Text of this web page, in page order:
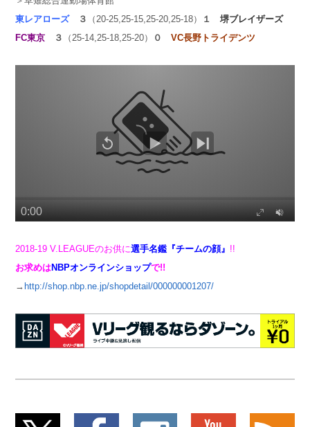
東レアローズ３ （20-25,25-15,25-20,25-18） １堺ブレイザーズ
FC東京 ３ （25-14,25-18,25-20） ０VC長野トライデンツ
2018-19 V.LEAGUEのお供に選手名鑑『チームの顔』 !!
お求めはNBPオンラインショップで!!
→ http://shop.nbp.ne.jp/shopdetail/000000001207/